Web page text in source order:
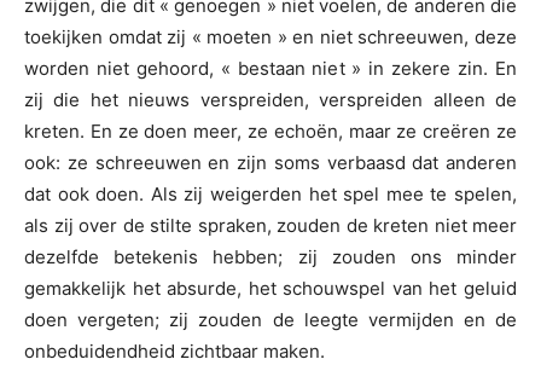
zwijgen, die dit « genoegen » niet voelen, de anderen die
toekijken omdat zij « moeten » en niet schreeuwen, deze
worden niet gehoord, « bestaan niet » in zekere zin. En
zij die het nieuws verspreiden, verspreiden alleen de
kreten. En ze doen meer, ze echoën, maar ze creëren ze
ook: ze schreeuwen en zijn soms verbaasd dat anderen
dat ook doen. Als zij weigerden het spel mee te spelen,
als zij over de stilte spraken, zouden de kreten niet meer
dezelfde betekenis hebben; zij zouden ons minder
gemakkelijk het absurde, het schouwspel van het geluid
doen vergeten; zij zouden de leegte vermijden en de
onbeduidendheid zichtbaar maken.